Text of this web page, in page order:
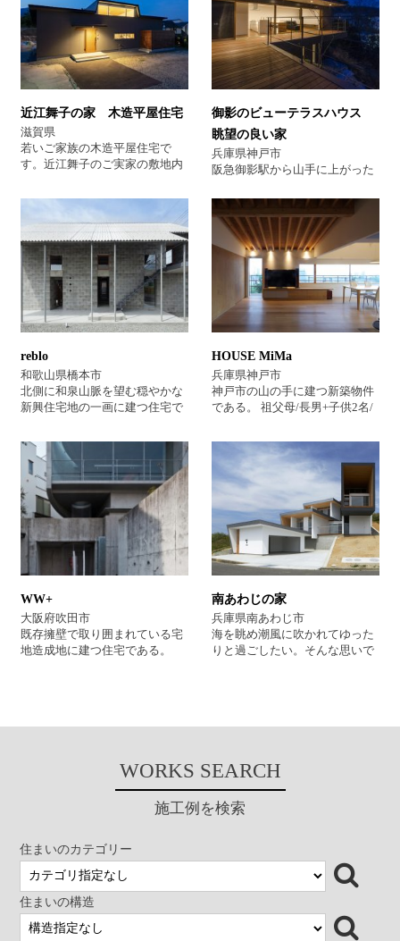
配している。 外部空間には沢山
の緑や水盤を設け安らぎを感じ
ることの出来る空間とした。
AS 分類 建築家とつくる家 建
築家高級住宅 邸宅 RC住宅
借景のある家 中庭のある家
のゾーニングを図りました。 若
世帯のゾーン2階には天井高さ
４ｍに及ぶLDKとロフトがあ
り、大きな開口部やその先には
町並みと空が広がる広大なデッ
れる空間となっております。 分
類 建築家住宅 シンプルモダ
ン 借景のある家
近江舞子の家 木造平屋住宅
滋賀県
若いご家族の木造平屋住宅で
す。近江舞子のご実家の敷地内
取り入れながら道路側はプライ
ベートを重視した 設計になって
おります。 上手くロフトを利用
して書棚をつくり、くつろげる
空間も確保しています。 最初の
設計のご相談の時は、マンショ
ンにお住まいで売却資金をもと
に 資金計画をたてられておれら
たこともあり、設計完了まで１
ると２年以上となっておりま
す。設計に時間をかけて 頂いた
分、ご納得の住宅が完成出来た
のではないでしょうか。 分類
御影のビューテラスハウス
眺望の良い家
兵庫県神戸市
阪急御影駅から山手に上がった
画は終の棲家を建てるという目
的で敷地探しからスタートしま
した。 クライアントは中庭のあ
る住まいを希望されておられま
したが、たまたま希望するエリ
アで見つかった敷地はとても景
色のよいもので、計画はその眺
望を最大限に活かす方向で進み
ました。 敷地面積の2/3が斜面
三角形状をしており、その形状
を余すこと無く使い切りなが
ら、1階に玄関、収納、居室郡
を、2階にLDKとそれに続く大
れらを2本の階段で往来するレ
イアウトをとることでコンパク
トながらも奥行きのある計画と
しております。結果的に全体の
ボリュームは門型形状のものと
なり、外観上抜けている空間を
ガレージやアプローチとするこ
とで、全体をまとめ上げまし
た。 2階LDKの大きな開口部は
神戸の町並、大阪市内、大阪
湾、和歌山までの絶景を見渡す
ことのできる空間となりまし
た。また開口部の大きな建具を
指しました。 分類 建築家住
宅 借景のある家 眺望の良い
家 斜面地の家
reblo
和歌山県橋本市
北側に和泉山脈を望む穏やかな
新興住宅地の一画に建つ住宅で
ム＋水廻り、２階にLDKを一体
で計画。友人が気軽に集まるこ
とができる場をつくりたいとい
う建主の想いから、直接2階へ
アクセス可能な屋外階段を設置
し、上部に切妻屋根を架けるこ
とで小住宅にはちょっぴり贅沢
な軒下空間が生まれた。 生活の
中心となる天井高が約4.5mもあ
状のトップライトにより、空の
移ろいを日々感じることができ
る。光を拡散させるために設置
した断熱を兼ねた特注のエアー
つ変化していく周辺環境の中で
だ空への開放感、そして風の通
り道を大切にしたいと思い、開
口部の位置および床レベルを決
定していった。さまざまなシー
っと自分のお気に入りの居場所
をみつけることができる、そん
な住まいである。(担当：木内菜
津子氏）
HOUSE MiMa
兵庫県神戸市
神戸市の山の手に建つ新築物件
である。 祖父母/長男+子供2名/
匹の大家族が住まう住宅である
ため、各世帯同士の関係性、ま
た、各個人同士の関係性を具体
的にどのように空間に落とし込
むかがテーマとなった。 各世帯
とも個室よりも皆で集えるリビ
ング・ダイニング空間を優先し
たいという希望により、個室は
ロフトなどを利用しつつ可能な
用できるワークスペースをリビ
ング空間に併設した。 そのワー
クスペースの上部は上層階およ
び屋根を貫く吹抜け空間となっ
戸の夜景を一望できる屋上テラ
WW+
大阪府吹田市
既存擁壁で取り囲まれている宅
地造成地に建つ住宅である。
て新たな「包む壁」を加えるこ
宅とした。 内部構成は、敷地外
周との関係よりスキップさせた
各フロアが、南側の吹抜を介す
ることで、垂直方向に一体感を
LDKと子供室を、半地下部分に
は寝室、水廻り、ホビースペー
スを計画。また、上下の移送を
ショートカットさせる為に特注
仕様のオープンリフトを設置し
た。
南あわじの家
兵庫県南あわじ市
海を眺め潮風に吹かれてゆった
りと過ごしたい。そんな思いで
つかりながらの海の眺めは格別
ル塗りで、靴を脱がずに動作が
自由に過ごせる為、間取りもシ
ンプルで明快になっている。敷
地の最も高い位置からの眺め
い。
WORKS SEARCH
施工例を検索
住まいのカテゴリー
住まいの構造